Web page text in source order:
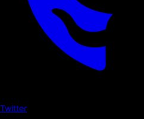
Twitter